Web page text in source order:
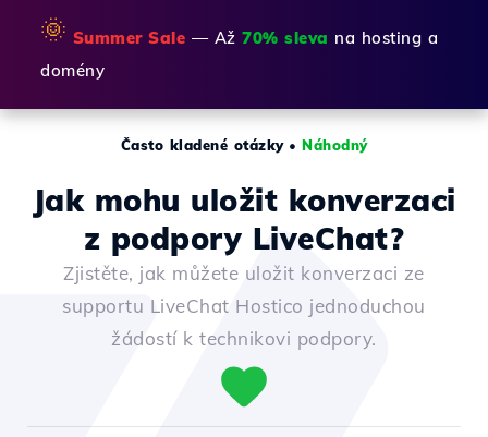
🌞 Summer Sale — Až 70% sleva na hosting a
domény
Často kladené otázky• Náhodný
Jak mohu uložit konverzaci
z podpory LiveChat?
Zjistěte, jak můžete uložit konverzaci ze
supportu LiveChat Hostico jednoduchou
žádostí k technikovi podpory.